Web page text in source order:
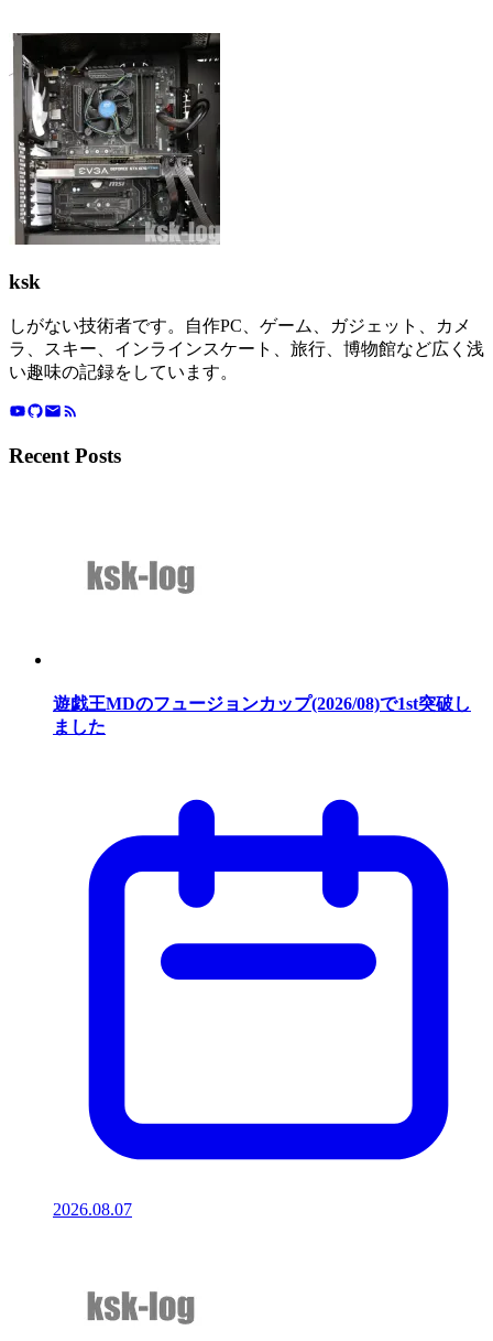
ksk
しがない技術者です。自作PC、ゲーム、ガジェット、カメ
ラ、スキー、インラインスケート、旅行、博物館など広く浅
い趣味の記録をしています。
Recent Posts
遊戯王MDのフュージョンカップ(2026/08)で1st突破し
ました
2026.08.07